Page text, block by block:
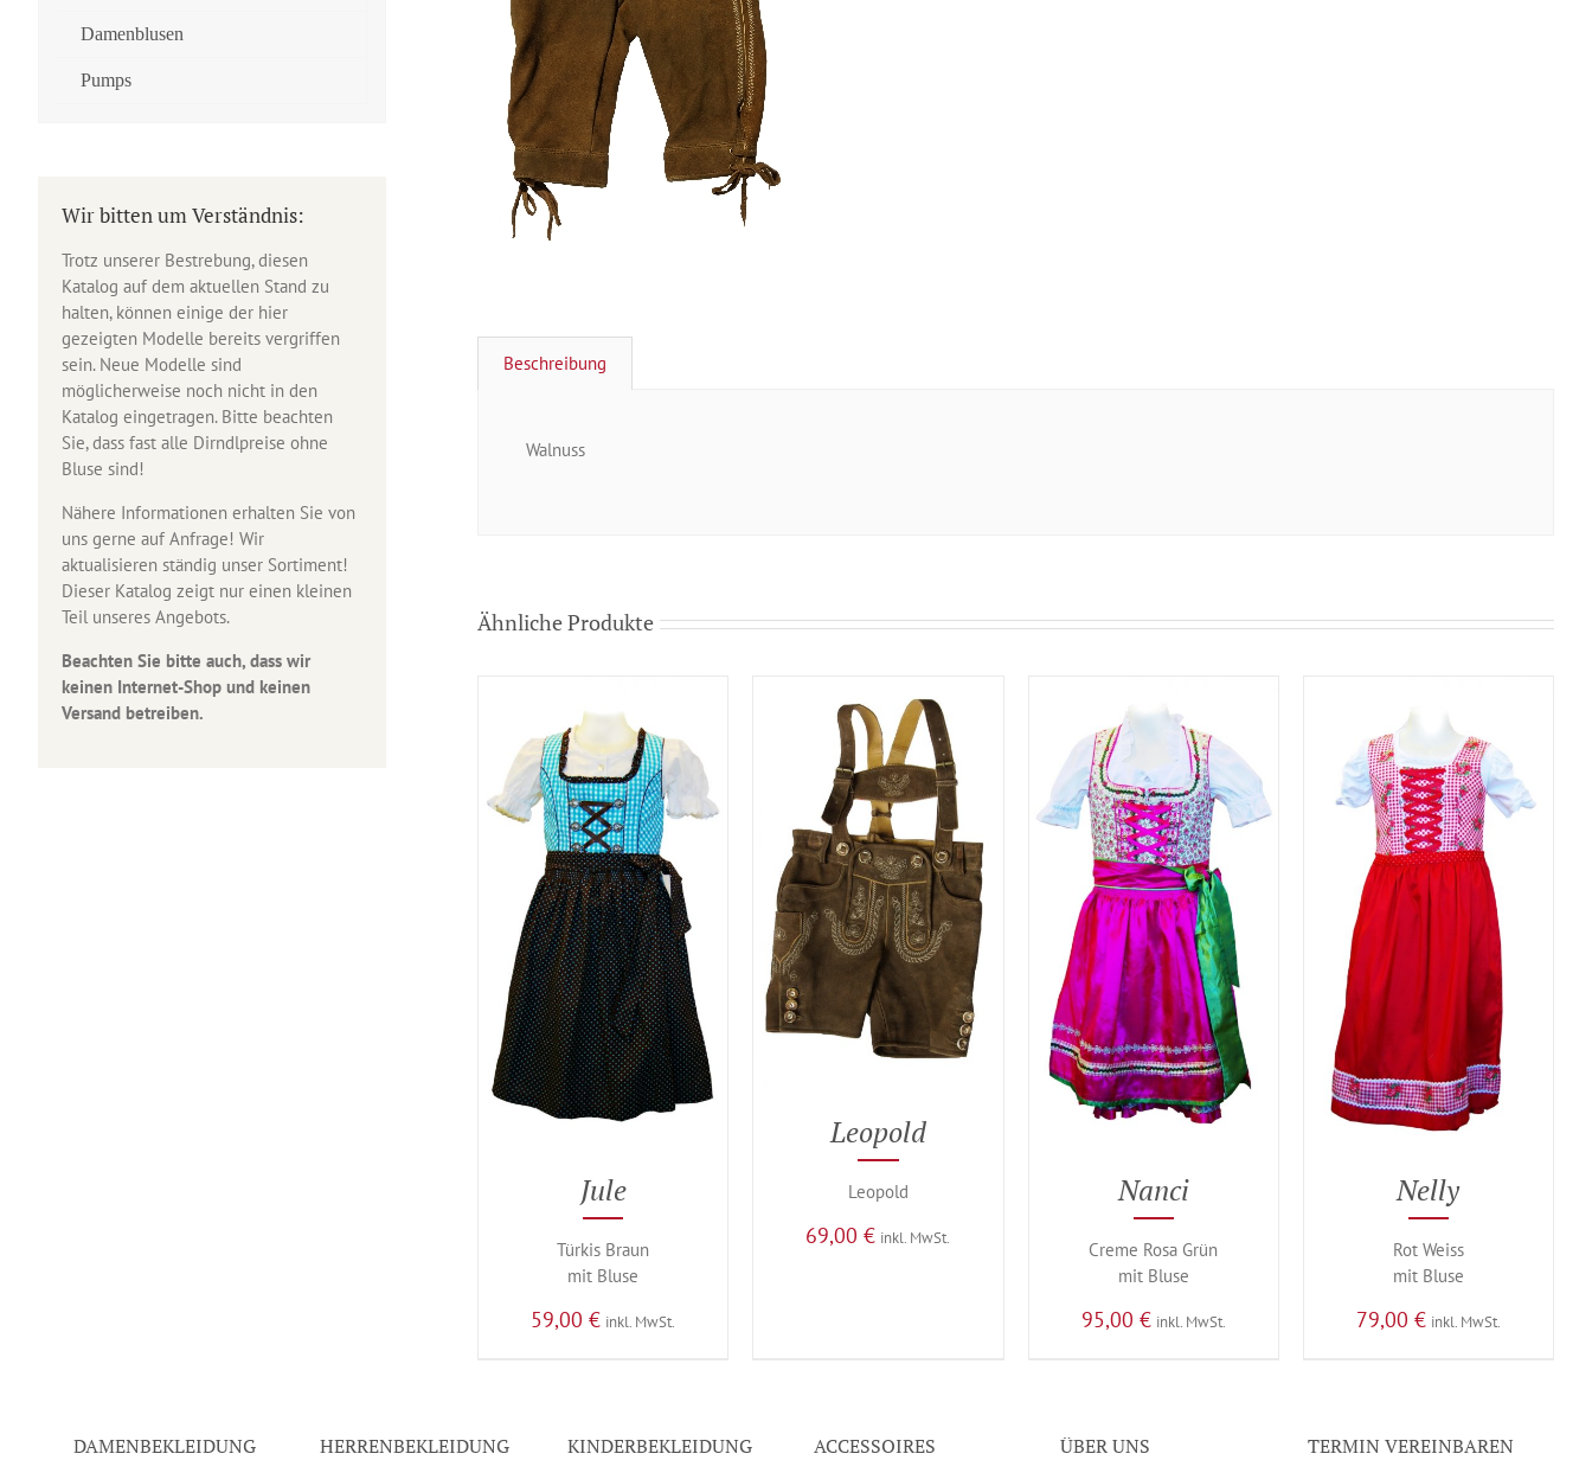
Beschreibung
Walnuss
Ähnliche Produkte
Jule
Türkis Braun
mit Bluse
59,00€ inkl. MwSt.
Leopold
Leopold
69,00€ inkl. MwSt.
Nanci
Creme Rosa Grün
mit Bluse
95,00 € inkl. MwSt.
Nelly
Rot Weiss
mit Bluse
79,00 € inkl. MwSt.
Damenblusen
Pumps
Wir bitten um Verständnis:
Trotz unserer Bestrebung, diesen
Katalog auf dem aktuellen Stand zu
halten, können einige der hier
gezeigten Modelle bereits vergriffen
sein. Neue Modelle sind
möglicherweise noch nicht in den
Katalog eingetragen. Bitte beachten
Sie, dass fast alle Dirndlpreise ohne
Bluse sind!
Nähere Informationen erhalten Sie von
uns gerne auf Anfrage! Wir
aktualisieren ständig unser Sortiment!
Dieser Katalog zeigt nur einen kleinen
Teil unseres Angebots.
Beachten Sie bitte auch, dass wir
keinen Internet-Shop und keinen
Versand betreiben.
DAMENBEKLEIDUNG HERRENBEKLEIDUNG KINDERBEKLEIDUNG ACCESSOIRES ÜBER UNS TERMIN VEREINBAREN